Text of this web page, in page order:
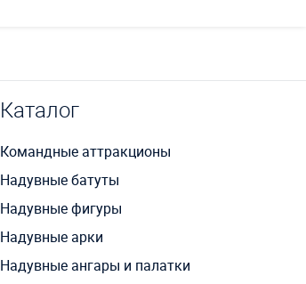
Каталог
Командные аттракционы
Надувные батуты
Надувные фигуры
Надувные арки
Надувные ангары и палатки